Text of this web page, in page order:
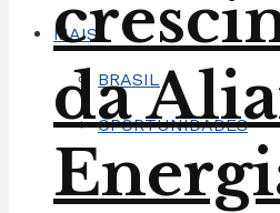
MAIS
BRASIL
OPORTUNIDADES
da